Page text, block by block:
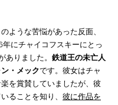
ような苦悩があった反面、
年にチャイコフスキーにとっ
ありました。 鉄道王の未亡人
・メックです。彼女はチャ
を賞賛していましたが、彼
ることを知り、 彼に作品を